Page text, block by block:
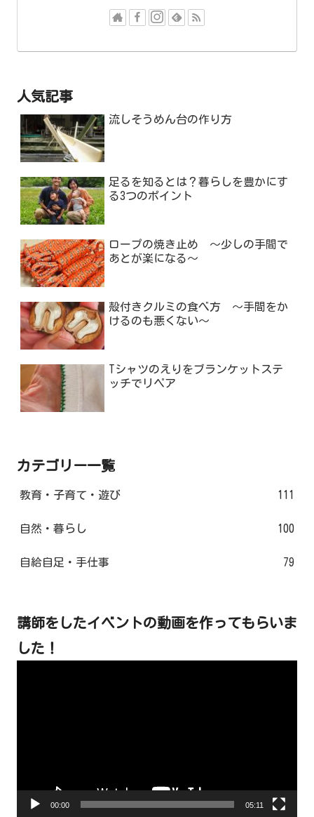
人気記事
流しそうめん台の作り方
足るを知るとは？暮らしを豊かにす
る3つのポイント
ロープの焼き止め ～少しの手間で
あとが楽になる～
殻付きクルミの食べ方 ～手間をか
けるのも悪くない～
Tシャツのえりをブランケットステ
ッチでリペア
カテゴリー一覧
教育・子育て・遊び 111
自然・暮らし 100
自給自足・手仕事 79
講師をしたイベントの動画を作ってもらいま
した！
ー
00:00 05:11